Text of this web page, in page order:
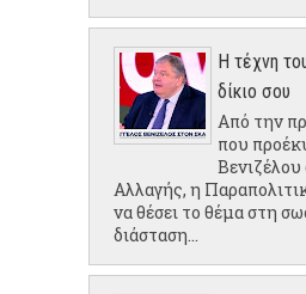
Η τέχνη
δίκιο σου
Από την
που
Αλλαγής, η
να θέσει το θέμα στη
διάσταση...